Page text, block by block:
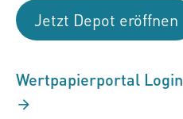
Jetzt Depot eröffnen
Wertpapierportal Login